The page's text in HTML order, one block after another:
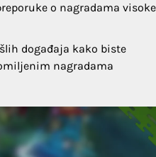
o nagradama visoke
događaja kako biste
nagradama